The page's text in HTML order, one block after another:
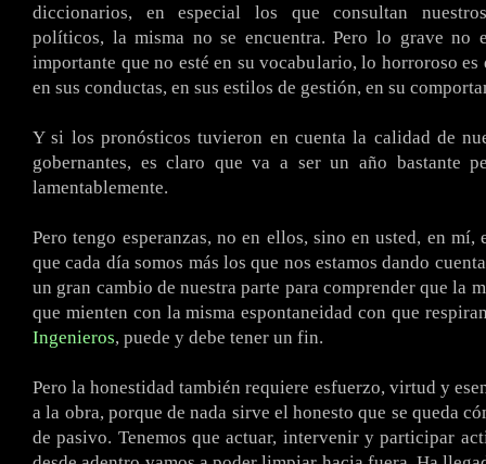
diccionarios, en especial los que consultan
políticos, la misma no se encuentra. Pero lo grave no
importante que no esté en su vocabulario, lo horroroso es
en sus conductas, en sus estilos de gestión, en su
Y si los pronósticos tuvieron en cuenta la calidad de
gobernantes, es claro que va a ser un año bastante
lamentablemente.
Pero tengo esperanzas, no en ellos, sino en usted, en mí,
que cada día somos más los que nos estamos dando
un gran cambio de nuestra parte para comprender que la
que mienten con la misma espontaneidad con que
Ingenieros, puede y debe tener un fin.
Pero la honestidad también requiere esfuerzo, virtud y
a la obra, porque de nada sirve el honesto que se queda
de pasivo. Tenemos que actuar, intervenir y participar